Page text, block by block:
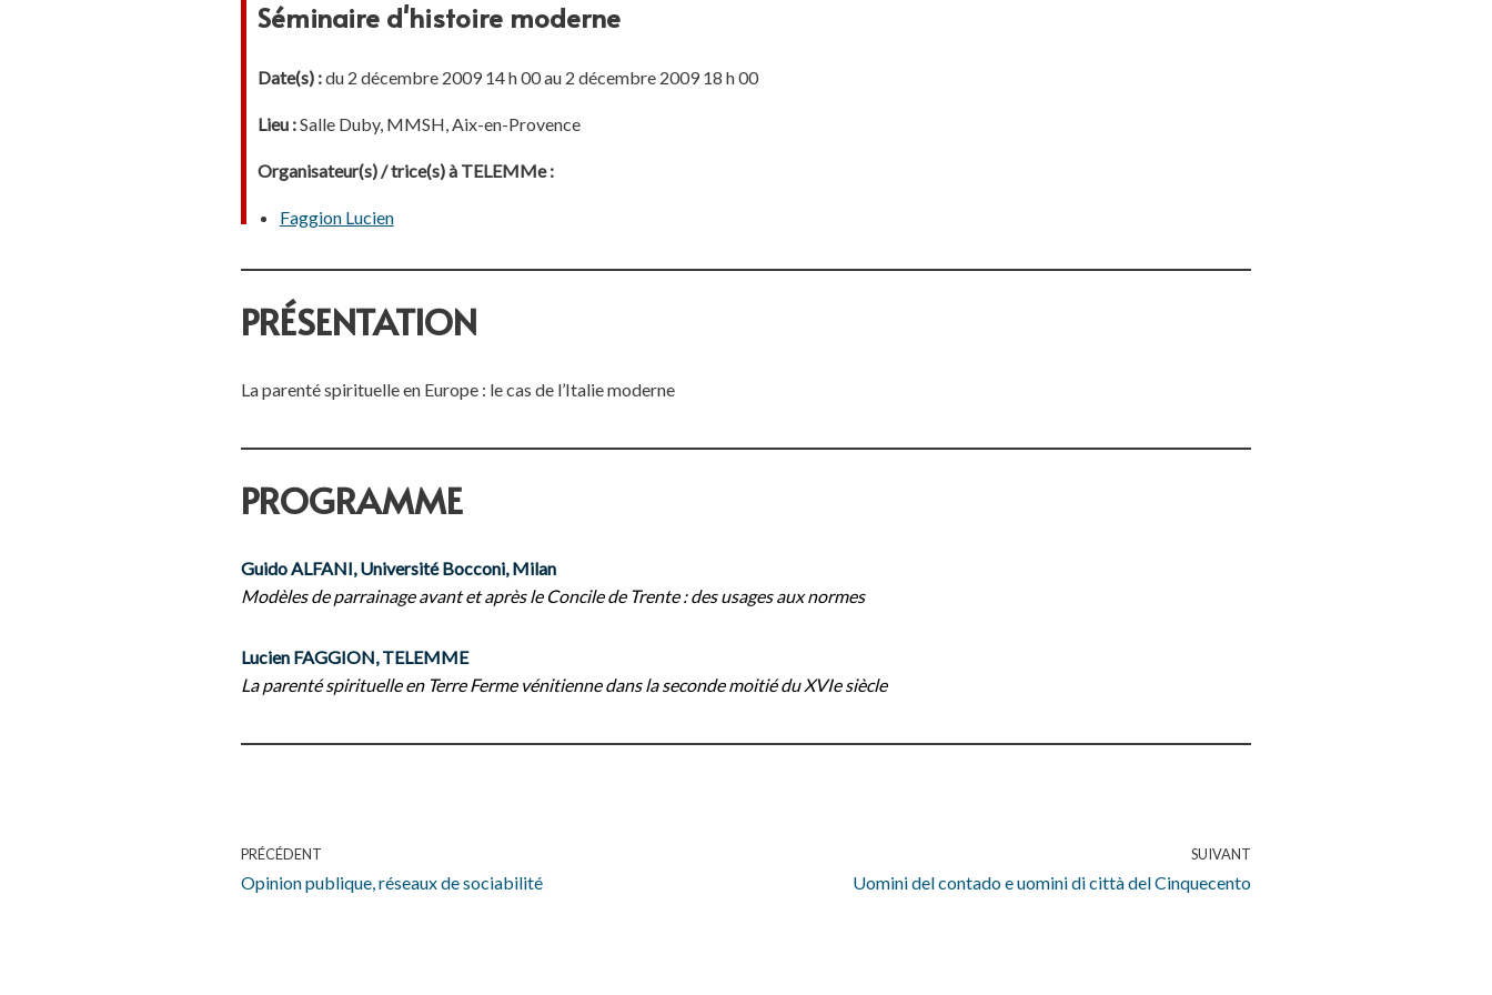
Séminaire d'histoire moderne
Date(s) :du 2 décembre 2009 14 h 00 au 2 décembre 2009 18 h 00
Lieu :Salle Duby, MMSH, Aix-en-Provence
Organisateur(s) / trice(s) à TELEMMe :
Faggion Lucien
PRÉSENTATION
La parenté spirituelle en Europe : le cas de l’Italie moderne
PROGRAMME
Guido ALFANI, Université Bocconi, Milan
Modèles de parrainage avant et après le Concile de Trente : des usages aux normes
Lucien FAGGION, TELEMME
La parenté spirituelle en Terre Ferme vénitienne dans la seconde moitié du XVIe siècle
PRÉCÉDENT
Opinion publique, réseaux de sociabilité
SUIVANT
Uomini del contado e uomini di città del Cinquecento